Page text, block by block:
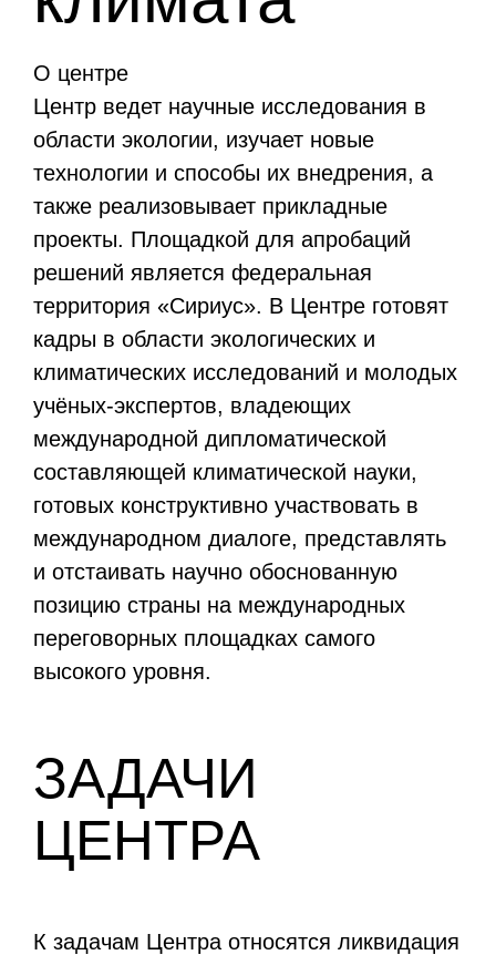
О центре
Центр ведет научные исследования в
области экологии, изучает новые
технологии и способы их внедрения, а
также реализовывает прикладные
проекты. Площадкой для апробаций
решений является федеральная
территория «Сириус». В Центре готовят
кадры в области экологических и
климатических исследований и молодых
учёных-экспертов, владеющих
международной дипломатической
составляющей климатической науки,
готовых конструктивно участвовать в
международном диалоге, представлять
и отстаивать научно обоснованную
позицию страны на международных
переговорных площадках самого
высокого уровня.
ЗАДАЧИ
ЦЕНТРА
К задачам Центра относятся ликвидация